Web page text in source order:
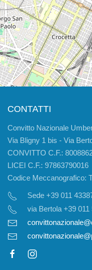
CONTATTI
Convitto Nazionale
Via Bligny 1 bis - Via
CONVITTO C.F.:
LICEI C.F.: 97863790016
Codice Meccanografico:
Sede +39 011
via Bertola +39 011